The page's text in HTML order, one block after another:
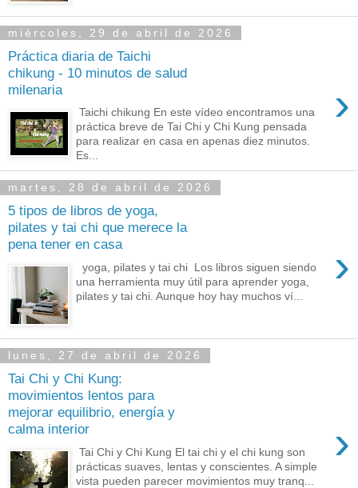
miércoles, 29 de abril de 2026
Práctica diaria de Taichi
chikung - 10 minutos de salud
milenaria
›
Taichi chikung En este vídeo encontramos una
práctica breve de Tai Chi y Chi Kung pensada
para realizar en casa en apenas diez minutos.
Es...
martes, 28 de abril de 2026
5 tipos de libros de yoga,
pilates y tai chi que merece la
pena tener en casa
›
yoga, pilates y tai chi Los libros siguen siendo
una herramienta muy útil para aprender yoga,
pilates y tai chi. Aunque hoy hay muchos ví...
lunes, 27 de abril de 2026
Tai Chi y Chi Kung:
movimientos lentos para
mejorar equilibrio, energía y
calma interior
›
Tai Chi y Chi Kung El tai chi y el chi kung son
prácticas suaves, lentas y conscientes. A simple
vista pueden parecer movimientos muy tranq...